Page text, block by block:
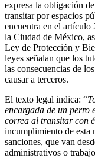
expresa la obligación
transitar por espacios
encuentra en el
la Ciudad de México,
Ley de Protección y
leyes señalan que los
las consecuencias de
causar a terceros.
El texto legal indica: “
encargada de un perro
correa al transitar con
incumplimiento de esta
sanciones, que van
administrativos o